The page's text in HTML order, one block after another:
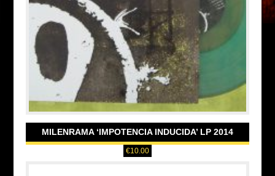
MILENRAMA ‘IMPOTENCIA INDUCIDA’ LP 2014
€10.00